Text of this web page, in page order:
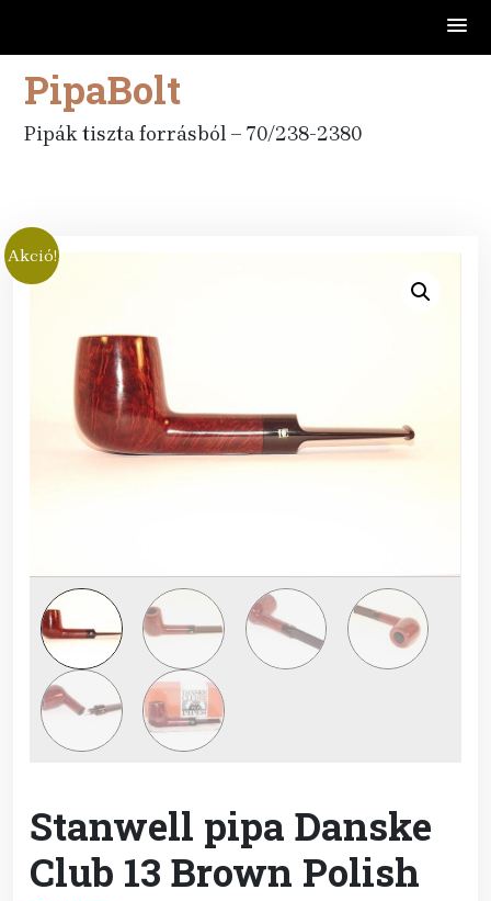
Skip
content
PipaBolt
Pipák tiszta forrásból – 70/238-2380
Akció!
Stanwell pipa Danske
Club 13 Brown Polish